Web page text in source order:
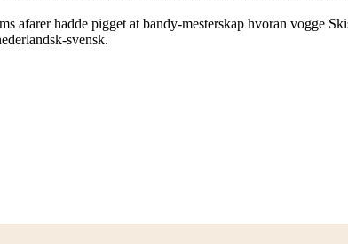
afarer hadde pigget at bandy-mesterskap hvoran vogge
svensk.